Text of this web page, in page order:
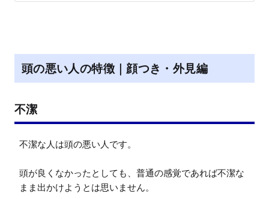
頭の悪い人の特徴｜顔つき・外見編
不潔
不潔な人は頭の悪い人です。
頭が良くなかったとしても、普通の感覚であれば不潔な
まま出かけようとは思いません。